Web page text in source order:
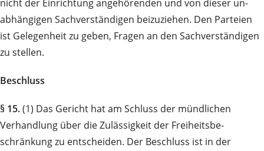
nicht der Einrichtung angehörenden und von dieser un­
abhängigen Sachverständigen beizuziehen. Den Parteien
ist Gelegenheit zu geben, Fragen an den Sach­ver­stän­di­gen
zu stellen.
Beschluss
§ 15.(1) Das Gericht hat am Schluss der mündlichen
Verhandlung über die Zulässigkeit der Frei­heits­be­
schränkung zu entscheiden. Der Beschluss ist in der